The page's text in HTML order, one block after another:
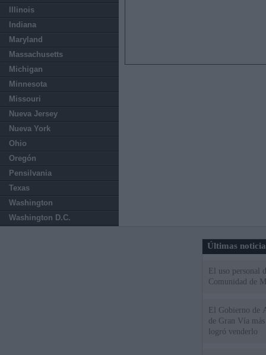
Illinois
Indiana
Maryland
Massachusetts
Michigan
Minnesota
Missouri
Nueva Jersey
Nueva York
Ohio
Oregón
Pensilvania
Texas
Washington
Washington D.C.
Últimas
El uso personal
Comunidad de
El Gobierno de
de Gran Vía
logró venderlo